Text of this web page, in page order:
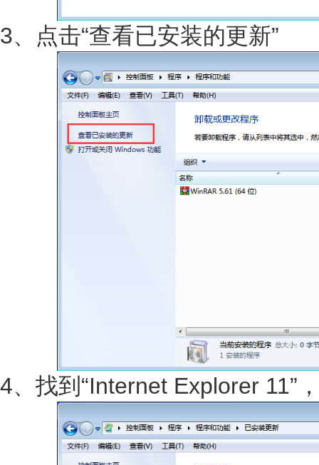
3、点击“查看已安装的更新”
4、找到“Internet Explorer 11”